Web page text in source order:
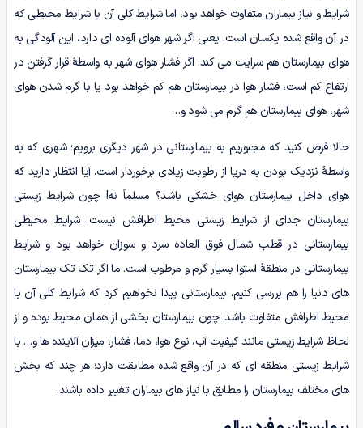
شرایط و نیاز بیماران متفاوت خواهد بود، اما شرایط کلی آن با شرایط محیطی که
در آن واقع شده یکسان است. یعنی اگر شهر هوای آلوده‌ ای دارد، این آلودگی به
هوای بیمارستان هم سرایت می‌ کند. اگر فشار هوای شهر به واسطۀ قرار گرفتن در
ارتفاع کم است، فشار هوا در بیمارستان هم کم خواهد بود یا با گرم شدن هوای
شهر، هوای بیمارستان هم گرم می‌ شود و…
حالا فرض کنید که مجبوریم به بیمارستانی در شهر دیگری برویم؛ شهری که به
واسطۀ نزدیک بودن به دریا از رطوبت زیادی برخوردار است. آیا انتظار دارید که
هوای داخل بیمارستان هوای خشکی باشد؟ مسلماً نه! چون شرایط زیستی
بیمارستان جدای از شرایط زیستی محیط اطرافش نیست. شرایط محیطی
بیمارستانی در قطب شمال فوق‌ العاده سرد و سوزان خواهد بود و شرایط
بیمارستانی در منطقۀ استوا بسیار گرم و مرطوب است. ما اگر تک تک بیمارستان‌
های دنیا را هم بررسی کنیم، بیمارستانی پیدا نخواهیم کرد که شرایط کلی آن با
محیط اطرافش متفاوت باشد؛ چون بیمارستان بخشی از همان محیط بوده و از
لحاظ شرایط زیستی مانند کیفیت آب، نوع هوا، دما، فشار، میزان آلاینده ها و… با
شرایط زیستی منطقه‌ ای که در آن واقع شده مطابقت دارد؛ هر چند که بخش‌
های مختلف بیمارستان را مطابق با نیاز های بیماران تغییر داده باشند.